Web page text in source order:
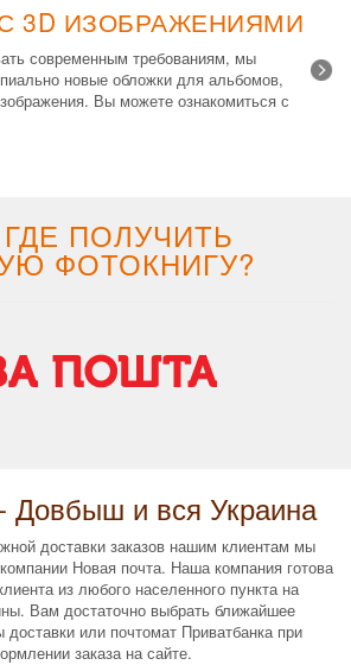
3D ИЗОБРАЖЕНИЯМИ
современным требованиям, мы
новые обложки для альбомов,
Вы можете ознакомиться с
ПОЛУЧИТЬ
ФОТОКНИГУ?
Довбыш и вся Украина
доставки заказов нашим клиентам мы
Новая почта. Наша компания готова
из любого населенного пункта на
Вам достаточно выбрать ближайшее
или почтомат Приватбанка при
заказа на сайте.